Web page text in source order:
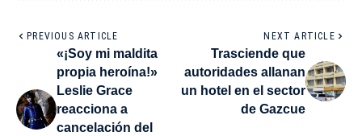
PREVIOUS ARTICLE
«¡Soy mi maldita
propia heroína!»
Leslie Grace
reacciona a
cancelación del
NEXT ARTICLE
Trasciende que
autoridades allanan
un hotel en el sector
de Gazcue